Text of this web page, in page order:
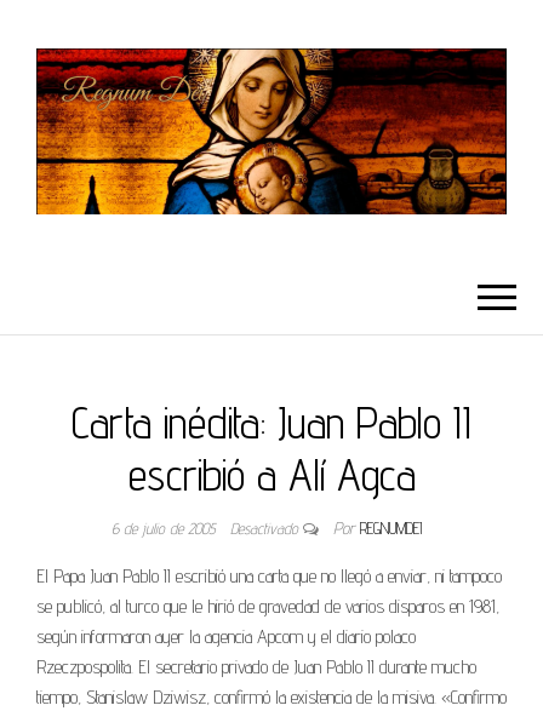
Carta inédita: Juan Pablo II
escribió a Alí Agca
6 de julio de 2005 Desactivado Por REGNUMDEI
El Papa Juan Pablo II escribió una carta que no llegó a enviar, ni tampoco
se publicó, al turco que le hirió de gravedad de varios disparos en 1981,
según informaron ayer la agencia Apcom y el diario polaco
Rzeczpospolita. El secretario privado de Juan Pablo II durante mucho
tiempo, Stanislaw Dziwisz, confirmó la existencia de la misiva. «Confirmo